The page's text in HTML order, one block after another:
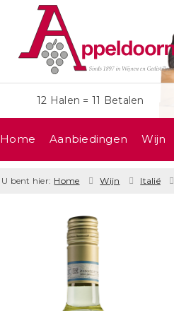
12 Halen = 11 Betalen
Home Aanbiedingen Wijn
U bent hier: Home Wijn Italië